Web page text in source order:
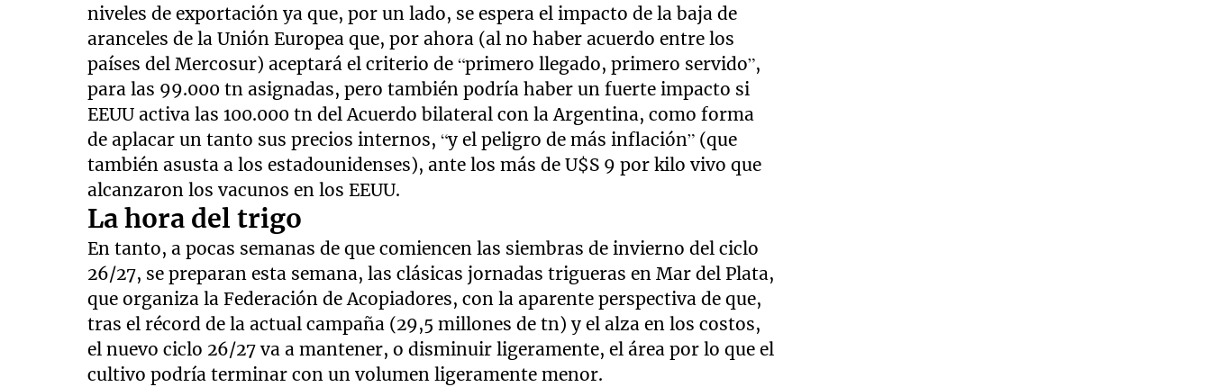
niveles de exportación ya que, por un lado, se espera el impacto de la baja de
aranceles de la Unión Europea que, por ahora (al no haber acuerdo entre los
países del Mercosur) aceptará el criterio de “primero llegado, primero servido”,
para las 99.000 tn asignadas, pero también podría haber un fuerte impacto si
EEUU activa las 100.000 tn del Acuerdo bilateral con la Argentina, como forma
de aplacar un tanto sus precios internos, “y el peligro de más inflación” (que
también asusta a los estadounidenses), ante los más de U$S 9 por kilo vivo que
alcanzaron los vacunos en los EEUU.
La hora del trigo
En tanto, a pocas semanas de que comiencen las siembras de invierno del ciclo
26/27, se preparan esta semana, las clásicas jornadas trigueras en Mar del Plata,
que organiza la Federación de Acopiadores, con la aparente perspectiva de que,
tras el récord de la actual campaña (29,5 millones de tn) y el alza en los costos,
el nuevo ciclo 26/27 va a mantener, o disminuir ligeramente, el área por lo que el
cultivo podría terminar con un volumen ligeramente menor.